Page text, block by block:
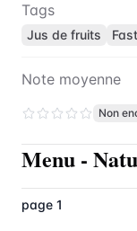
Tags
Jus de fruits
Note moyenne
Non
Menu -
page 1